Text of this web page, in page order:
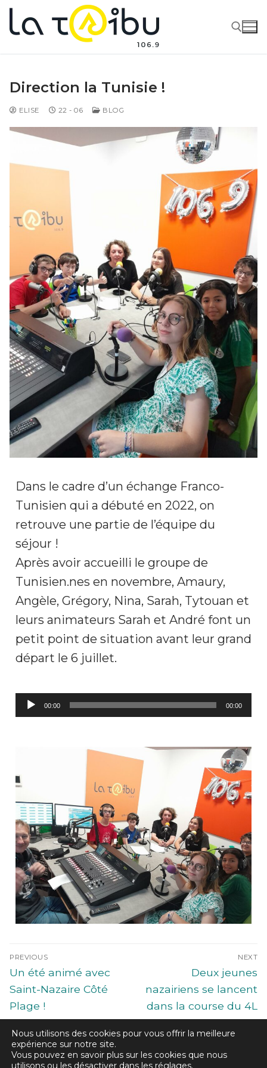
Direction la Tunisie !
ELISE 22 - 06 BLOG
Dans le cadre d’un échange Franco-
Tunisien qui a débuté en 2022, on
retrouve une partie de l’équipe du
séjour !
Après avoir accueilli le groupe de
Tunisien.nes en novembre, Amaury,
Angèle, Grégory, Nina, Sarah, Tytouan et
leurs animateurs Sarah et André font un
petit point de situation avant leur grand
départ le 6 juillet.
Lecteur
audio
00:00 00:00
PREVIOUS
Un été animé avec
Saint-Nazaire Côté
Plage !
NEXT
Deux jeunes
nazairiens se lancent
dans la course du 4L
Trophy
Nous utilisons des cookies pour vous offrir la meilleure
expérience sur notre site.
Vous pouvez en savoir plus sur les cookies que nous
utilisons ou les désactiver dans les réglages.